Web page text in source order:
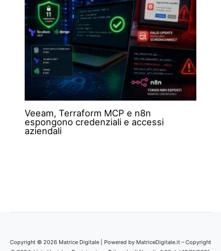
Veeam, Terraform MCP e n8n
espongono credenziali e accessi
aziendali
Copyright © 2026 Matrice Digitale | Powered by MatriceDigitale.it – Copyright